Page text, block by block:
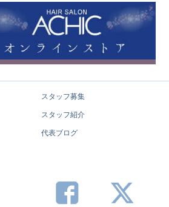
スタッフ募集
スタッフ紹介
代表ブログ